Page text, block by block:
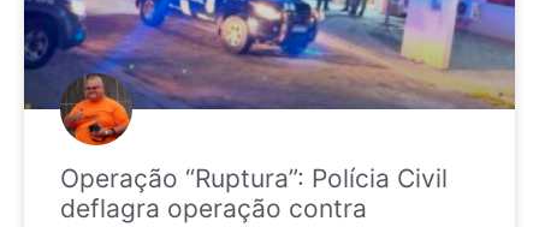
Operação “Ruptura”: Polícia Civil
deflagra operação contra